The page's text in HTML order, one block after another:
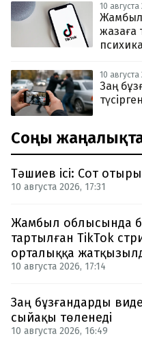
10 августа
Жамбыл
жазаға
10 августа
Заң
Соңғы
Тәшиев ісі: Сот
10 августа 2026, 17:31
Жамбыл облысында
тартылған TikTok
орталыққа
10 августа 2026, 17:14
Заң бұзғандарды
сыйақы төленеді
10 августа 2026, 16:49